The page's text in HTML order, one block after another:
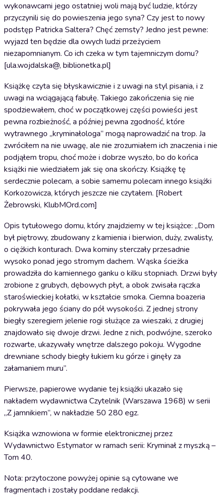
wykonawcami jego ostatniej woli mają być ludzie, którzy
przyczynili się do powieszenia jego syna? Czy jest to nowy
podstęp Patricka Saltera? Chęć zemsty? Jedno jest pewne:
wyjazd ten będzie dla owych ludzi przeżyciem
niezapomnianym. Co ich czeka w tym tajemniczym domu?
[ula.wojdalska@, biblionetka.pl]
Książkę czyta się błyskawicznie i z uwagi na styl pisania, i z
uwagi na wciągającą fabułę. Takiego zakończenia się nie
spodziewałem, choć w początkowej części powieści jest
pewna rozbieżność, a później pewna zgodność, które
wytrawnego „kryminałologa” mogą naprowadzić na trop. Ja
zwróciłem na nie uwagę, ale nie zrozumiałem ich znaczenia i nie
podjąłem tropu, choć może i dobrze wyszło, bo do końca
książki nie wiedziałem jak się ona skończy. Książkę tę
serdecznie polecam, a sobie samemu polecam innego książki
Korkozowicza, których jeszcze nie czytałem. [Robert
Żebrowski, KlubMOrd.com]
Opis tytułowego domu, który znajdziemy w tej książce: „Dom
był piętrowy, zbudowany z kamienia i bierwion, duży, zwalisty,
o ciężkich konturach. Dwa kominy sterczały przesadnie
wysoko ponad jego stromym dachem. Wąska ścieżka
prowadziła do kamiennego ganku o kilku stopniach. Drzwi były
zrobione z grubych, dębowych płyt, a obok zwisała rączka
staroświeckiej kołatki, w kształcie smoka. Ciemna boazeria
pokrywała jego ściany do pół wysokości. Z jednej strony
biegły szeregiem jelenie rogi służące za wieszaki, z drugiej
znajdowało się dwoje drzwi. Jedne z nich, podwójne, szeroko
rozwarte, ukazywały wnętrze dalszego pokoju. Wygodne
drewniane schody biegły łukiem ku górze i ginęły za
załamaniem muru”.
Pierwsze, papierowe wydanie tej książki ukazało się
nakładem wydawnictwa Czytelnik (Warszawa 1968) w serii
„Z jamnikiem”, w nakładzie 50 280 egz.
Książka wznowiona w formie elektronicznej przez
Wydawnictwo Estymator w ramach serii: Kryminał z myszką –
Tom 40.
Nota: przytoczone powyżej opinie są cytowane we
fragmentach i zostały poddane redakcji.